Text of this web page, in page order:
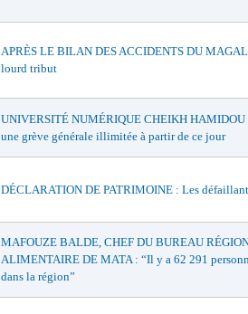
APRÈS LE BILAN DES ACCIDENTS DU
lourd tribut
UNIVERSITÉ NUMÉRIQUE CHEIKH HAMIDOU
une grève générale illimitée à partir de ce jour
DÉCLARATION DE PATRIMOINE : Les
MAFOUZE BALDE, CHEF DU BUREAU
ALIMENTAIRE DE MATA : “Il y a 62 291
dans la région”